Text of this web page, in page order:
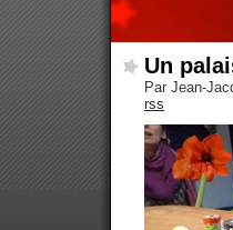
Un
Par Jean-
rss